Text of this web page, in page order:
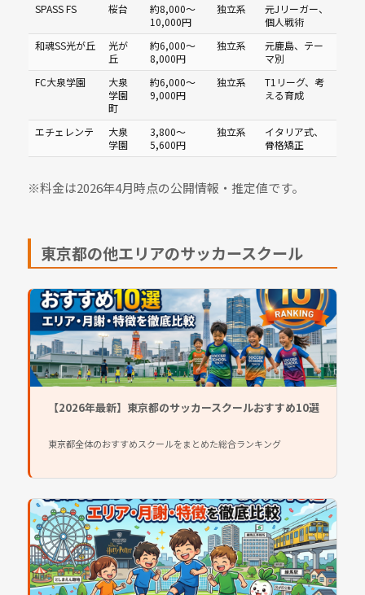
SPASS FS 桜台
約8,000〜
10,000円
独立系
元Jリーガー、
個人戦術
和魂SS光が丘
光が
丘
約6,000〜
8,000円
独立系
元鹿島、テー
マ別
FC大泉学園
大泉
学園
町
約6,000〜
9,000円
独立系
T1リーグ、考
える育成
エチェレンテ
大泉
学園
3,800〜
5,600円
独立系
イタリア式、
骨格矯正
※料金は2026年4月時点の公開情報・推定値です。
東京都の他エリアのサッカースクール
【2026年最新】東京都のサッカースクールおすすめ10選
東京都全体のおすすめスクールをまとめた総合ランキング